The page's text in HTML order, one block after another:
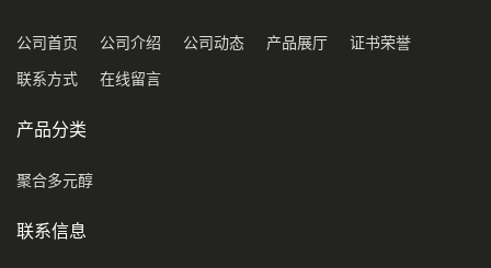
公司首页 公司介绍 公司动态 产品展厅 证书荣誉
联系方式 在线留言
产品分类
聚合多元醇
联系信息